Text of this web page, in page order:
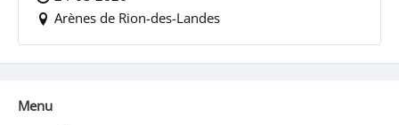
Arènes de Rion-des-Landes
Menu